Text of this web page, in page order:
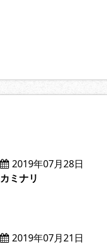
2019年07月28日
カミナリ
2019年07月21日